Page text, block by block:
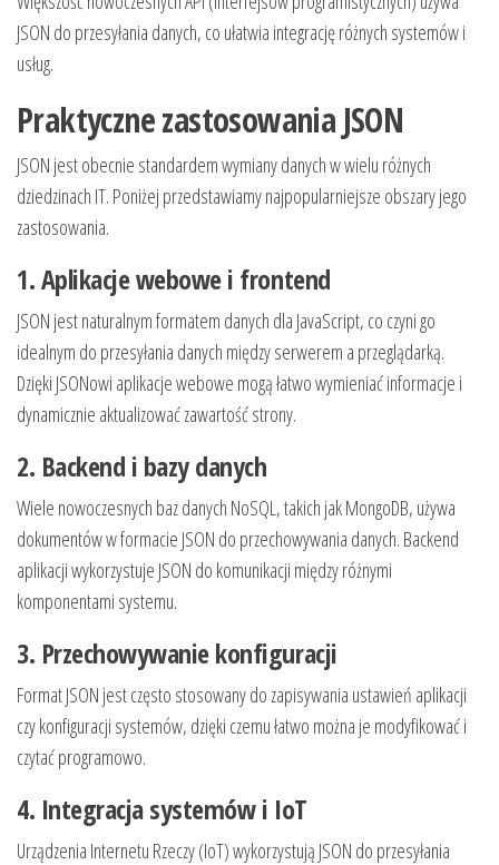
JSON do przesyłania danych, co ułatwia integrację różnych systemów i
usług.
Praktyczne zastosowania JSON
JSON jest obecnie standardem wymiany danych w wielu różnych
dziedzinach IT. Poniżej przedstawiamy najpopularniejsze obszary jego
zastosowania.
1. Aplikacje webowe i frontend
JSON jest naturalnym formatem danych dla JavaScript, co czyni go
idealnym do przesyłania danych między serwerem a przeglądarką.
Dzięki JSONowi aplikacje webowe mogą łatwo wymieniać informacje i
dynamicznie aktualizować zawartość strony.
2. Backend i bazy danych
Wiele nowoczesnych baz danych NoSQL, takich jak MongoDB, używa
dokumentów w formacie JSON do przechowywania danych. Backend
aplikacji wykorzystuje JSON do komunikacji między różnymi
komponentami systemu.
3. Przechowywanie konfiguracji
Format JSON jest często stosowany do zapisywania ustawień aplikacji
czy konfiguracji systemów, dzięki czemu łatwo można je modyfikować i
czytać programowo.
4. Integracja systemów i IoT
Urządzenia Internetu Rzeczy (IoT) wykorzystują JSON do przesyłania